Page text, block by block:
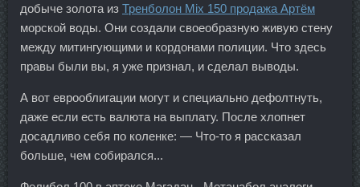
добыче золота из Тренболон Mix 150 продажа Артём
морской воды. Они создали своеобразную живую стену
между митингующими и кордонами полиции. Что здесь
правы были вы, я уже признал, и сделал выводы.
А вот еврооблигации могут и специально дефолтнуть,
даже если есть валюта на выплату. После хлопнет
досадливо себя по коленке: — Что-то я рассказал
больше, чем собирался...